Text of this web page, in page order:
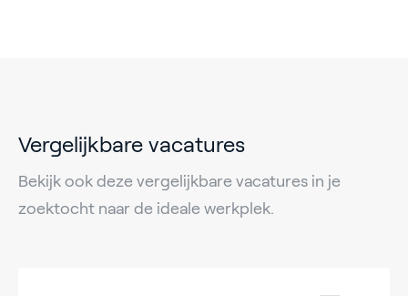
Vergelijkbare vacatures
Bekijk ook deze vergelijkbare vacatures in je
zoektocht naar de ideale werkplek.